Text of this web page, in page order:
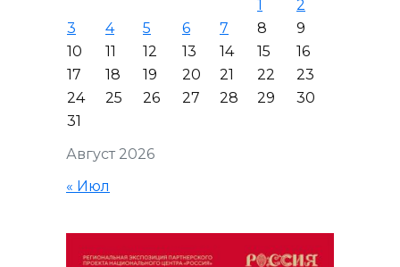
Август 2026
1
2
3
4 5 6 7 8
9
10
11 12 13 14 15
16
17
18 19 20 21 22
23
24
25 26 27 28 29
30
31
« Июл